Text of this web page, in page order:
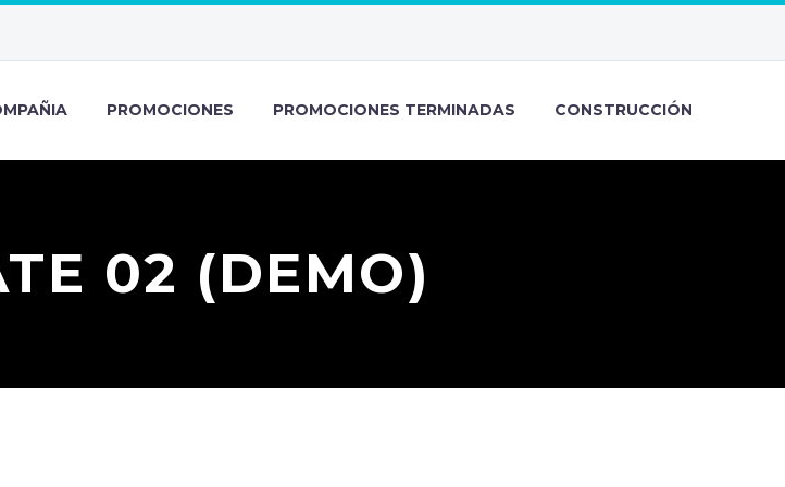
PROMOCIONES PROMOCIONES TERMINADAS CONSTRUCCIÓN
02 (DEMO)